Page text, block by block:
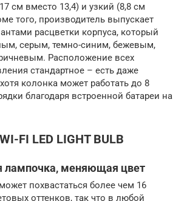
см вместо 13,4) и узкий (8,8 см
того, производитель выпускает
расцветки корпуса, который
серым, темно-синим, бежевым,
Расположение всех
стандартное – есть даже
колонка может работать до 8
благодаря встроенной батареи на
FI LED LIGHT BULB
лампочка, меняющая цвет
похвастаться более чем 16
оттенков, так что в любой